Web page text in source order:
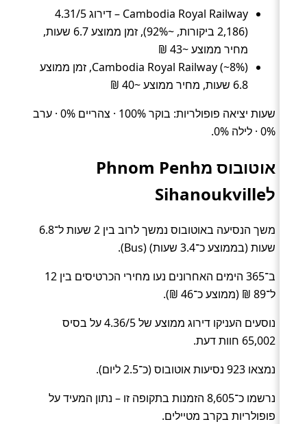
Cambodia Royal Railway – דירוג 4.31/5
(2,186 ביקורות, ~92%), זמן ממוצע 6.7 שעות,
מחיר ממוצע ~43 ₪
Cambodia Royal Railway (~8%), זמן ממוצע
6.8 שעות, מחיר ממוצע ~40 ₪
שעות יציאה פופולריות: בוקר 100% · צהריים 0% · ערב
0% · לילה 0%.
אוטובוס מPhnom Penh
לSihanoukville
משך הנסיעה באוטובוס נמשך לרוב בין 2 שעות ל־6.8
שעות (בממוצע כ־3.4 שעות) (Bus).
ב־365 הימים האחרונים נעו מחירי הכרטיסים בין 12
ל־89 ₪ (ממוצע כ־46 ₪).
נוסעים העניקו דירוג ממוצע של 4.36/5 על בסיס
65,002 חוות דעת.
נמצאו 923 נסיעות אוטובוס (כ־2.5 ליום).
נרשמו כ־8,605 הזמנות בתקופה זו – נתון המעיד על
פופולריות בקרב מטיילים.